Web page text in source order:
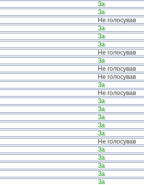
За
За
Не голосував
За
За
За
Не голосував
За
Не голосував
Не голосував
За
Не голосував
За
За
За
За
За
Не голосував
За
За
За
За
За